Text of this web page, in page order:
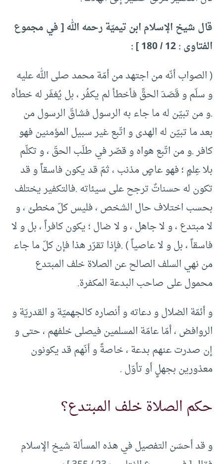
قال شيخ الإسلام ابن تيميّة رحمه الله [ في مجموع
الفتاوى : 12 / 180 ] :
( الصواب أنّه من اجتهد من أمّة محمد صلى الله عليه
و سلّم و قَصَدَ الحقَّ فأخطأ لم يكفُر ، بل يُغفَر له خطأه
.و من تبيّن له ما جاء به الرسول فشاقّ الرسول من
بعد ما تبيّن له الهدى و اتّبع غير سبيل المؤمنين فهو
كافر .و من اتّبع هواه و قصّر في طلَب الحقّ ، و تكلّم
بلا عِلمٍ ؛ فهو عاصٍ مذنب ، ثمّ قد يكون فاسقاً و قد
تكون له حسناتٌ ترجح على سيئاته .فالتكفير يختلف
بحسب اختلاف حال الشخص ، فليس كلّ مخطئ ، و
لا مبتدع ، و لا جاهل ، و لا ضال ؛ يكون كافراً ، بل و لا
فاسقاً ، بل و لا عاصياً ) .فإذا تقرّر هذا فإن كلّ ما جاء
من نهي السلف الصالح عن الصلاة خلف المبتدع
محمول على صاحب البدعة المكفرة.
و أئمّة الضلال و دعاته و أنصاره كالجهميّة و القدريّة و
الروافض ، أمّا عامّة المسلمين فيصلى خلفهم ، حتى و
إن صدرت عنهم بدعة ، خاصةً و أنّهم قد يكونون
معذورين بجهلٍ أو تأوّل .
حكم الصلاة خلف المبتدع؟
و قد أحسَن التفصيل في هذه المسألة شيخ الإسلام